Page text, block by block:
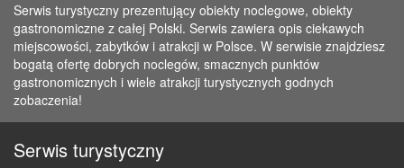
Serwis turystyczny prezentujący obiekty noclegowe, obiekty
gastronomiczne z całej Polski. Serwis zawiera opis ciekawych
miejscowości, zabytków i atrakcji w Polsce. W serwisie znajdziesz
bogatą ofertę dobrych noclegów, smacznych punktów
gastronomicznych i wiele atrakcji turystycznych godnych
zobaczenia!
Serwis turystyczny